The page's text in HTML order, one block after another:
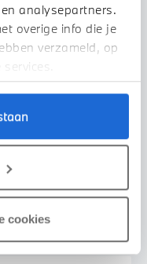
analysepartners.
overige info die je
verzameld, op
cookies